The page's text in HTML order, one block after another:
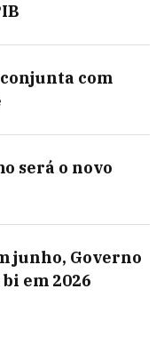
com
será o novo
junho, Governo
em 2026